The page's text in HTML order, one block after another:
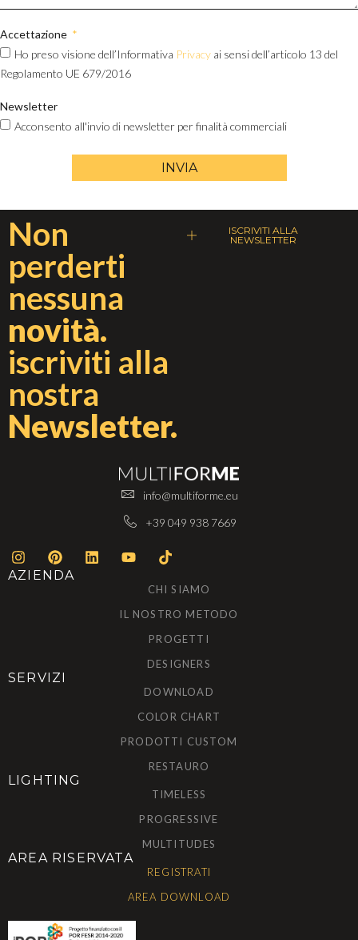
Accettazione
Ho preso visione dell’Informativa Privacy ai sensi dell’articolo 13 del
Regolamento UE 679/2016
Newsletter
Acconsento all'invio di newsletter per finalità commerciali
INVIA
Non
perderti
nessuna
novità.
iscriviti alla
nostra
Newsletter.
ISCRIVITI ALLA
NEWSLETTER
info@multiforme.eu
+39 049 938 7669
AZIENDA
CHI SIAMO
IL NOSTRO METODO
PROGETTI
DESIGNERS
SERVIZI
DOWNLOAD
COLOR CHART
PRODOTTI CUSTOM
RESTAURO
LIGHTING
TIMELESS
PROGRESSIVE
MULTITUDES
AREA RISERVATA
REGISTRATI
AREA DOWNLOAD